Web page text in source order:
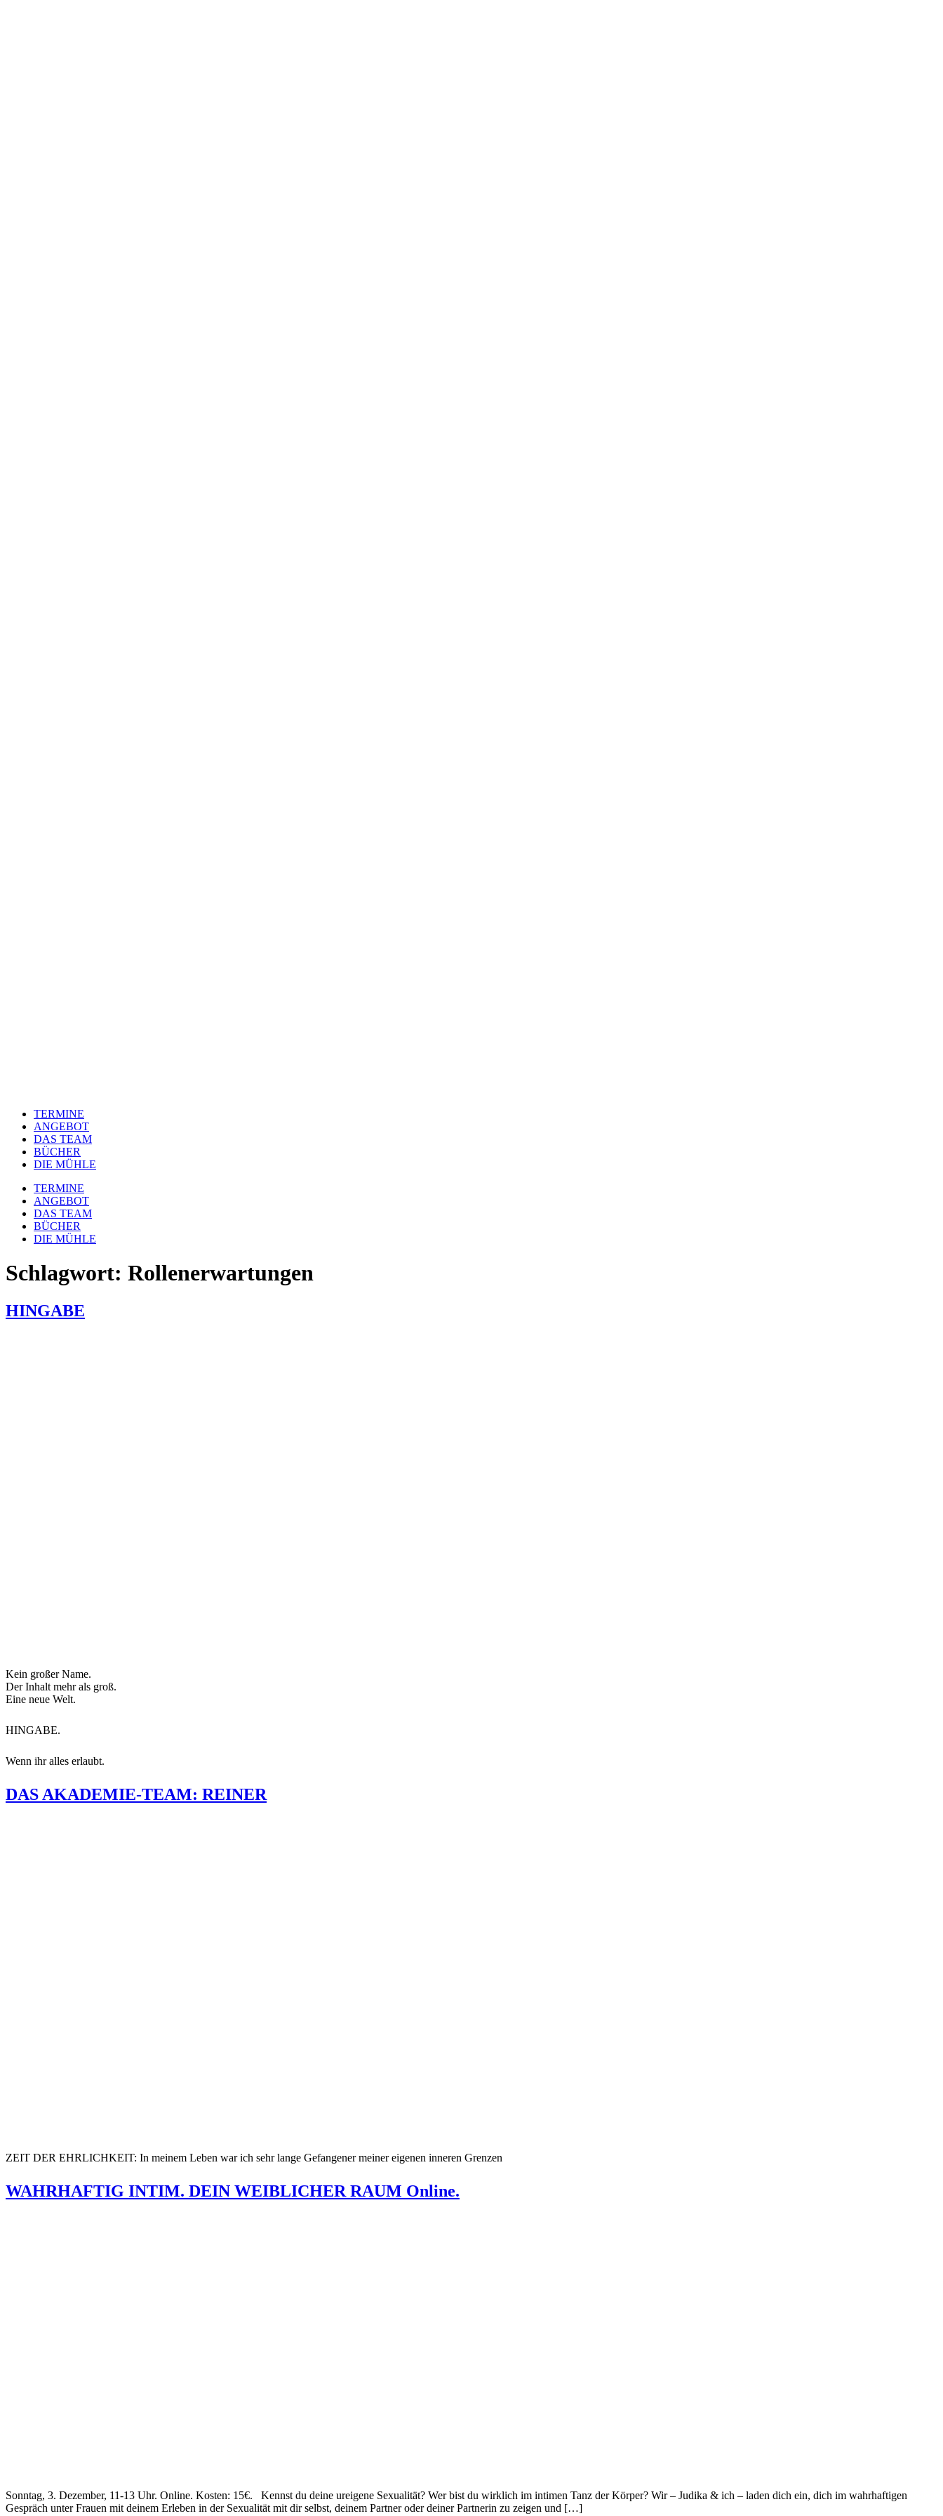
TERMINE
ANGEBOT
DAS TEAM
BÜCHER
DIE MÜHLE
TERMINE
ANGEBOT
DAS TEAM
BÜCHER
DIE MÜHLE
Schlagwort: Rollenerwartungen
HINGABE
Kein großer Name.
Der Inhalt mehr als groß.
Eine neue Welt.
HINGABE.
Wenn ihr alles erlaubt.
DAS AKADEMIE-TEAM: REINER
ZEIT DER EHRLICHKEIT: In meinem Leben war ich sehr lange Gefangener meiner eigenen inneren Grenzen
WAHRHAFTIG INTIM. DEIN WEIBLICHER RAUM Online.
Sonntag, 3. Dezember, 11-13 Uhr. Online. Kosten: 15€. Kennst du deine ureigene Sexualität? Wer bist du wirklich im intimen Tanz der Körper? Wir – Judika & ich – laden dich ein, dich im wahrhaftigen
Gespräch unter Frauen mit deinem Erleben in der Sexualität mit dir selbst, deinem Partner oder deiner Partnerin zu zeigen und […]